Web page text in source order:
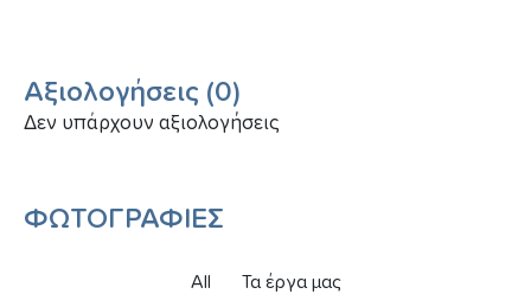
Αξιολογήσεις (0)
Δεν υπάρχουν αξιολογήσεις
ΦΩΤΟΓΡΑΦΙΕΣ
All Τα έργα μας